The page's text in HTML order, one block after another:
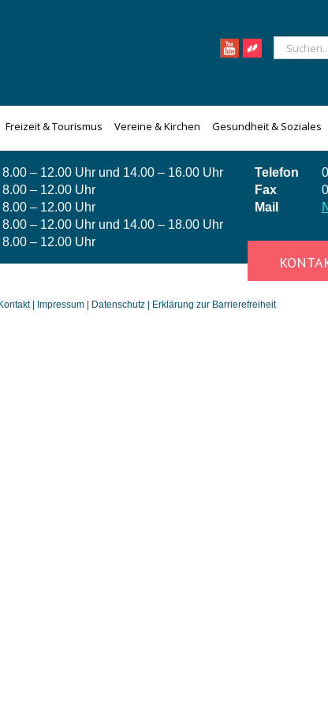
Suche
nach:
Freizeit & Tourismus Vereine & Kirchen Gesundheit & Soziales
8.00 – 12.00 Uhr und 14.00 – 16.00 Uhr
8.00 – 12.00 Uhr
8.00 – 12.00 Uhr
8.00 – 12.00 Uhr und 14.00 – 18.00 Uhr
8.00 – 12.00 Uhr
Telefon
Fax
Mail
Kontakt Impressum| Datenschutz| Erklärung zur Barrierefreiheit